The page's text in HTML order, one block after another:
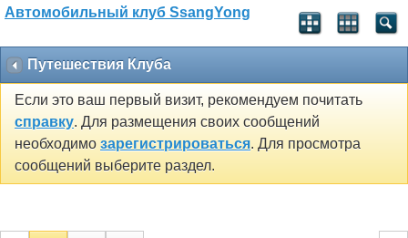
Автомобильный клуб SsangYong
Путешествия Клуба
Если это ваш первый визит, рекомендуем почитать
справку. Для размещения своих сообщений
необходимо зарегистрироваться. Для просмотра
сообщений выберите раздел.